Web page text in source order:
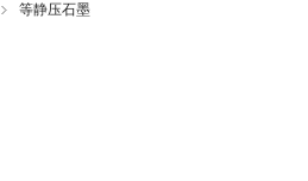
等静压石墨